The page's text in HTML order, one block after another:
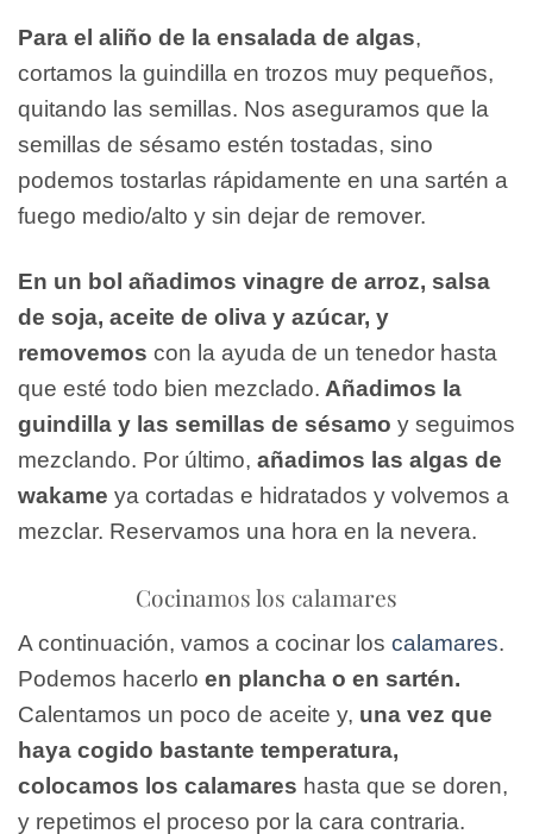
Para el aliño de la ensalada de algas,
cortamos la guindilla en trozos muy pequeños,
quitando las semillas. Nos aseguramos que la
semillas de sésamo estén tostadas, sino
podemos tostarlas rápidamente en una sartén a
fuego medio/alto y sin dejar de remover.
En un bol añadimos vinagre de arroz, salsa
de soja, aceite de oliva y azúcar, y
removemos con la ayuda de un tenedor hasta
que esté todo bien mezclado. Añadimos la
guindilla y las semillas de sésamo y seguimos
mezclando. Por último, añadimos las algas de
wakame ya cortadas e hidratados y volvemos a
mezclar. Reservamos una hora en la nevera.
Cocinamos los calamares
A continuación, vamos a cocinar los calamares.
Podemos hacerlo en plancha o en sartén.
Calentamos un poco de aceite y, una vez que
haya cogido bastante temperatura,
colocamos los calamares hasta que se doren,
y repetimos el proceso por la cara contraria.